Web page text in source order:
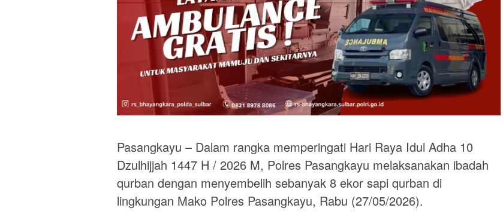
Pasangkayu – Dalam rangka memperingati Hari Raya Idul Adha 10
Dzulhijjah 1447 H / 2026 M, Polres Pasangkayu melaksanakan ibadah
qurban dengan menyembelih sebanyak 8 ekor sapi qurban di
lingkungan Mako Polres Pasangkayu, Rabu (27/05/2026).